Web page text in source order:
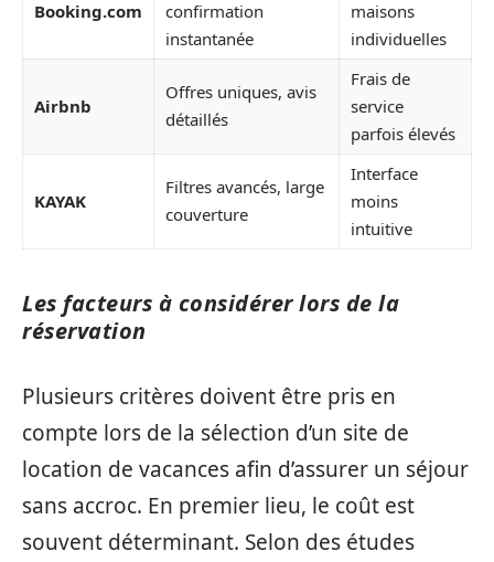
Booking.com
confirmation
instantanée
maisons
individuelles
Airbnb
Offres uniques, avis
détaillés
Frais de
service
parfois élevés
KAYAK
Filtres avancés, large
couverture
Interface
moins
intuitive
Les facteurs à considérer lors de la
réservation
Plusieurs critères doivent être pris en
compte lors de la sélection d’un site de
location de vacances afin d’assurer un séjour
sans accroc. En premier lieu, le coût est
souvent déterminant. Selon des études